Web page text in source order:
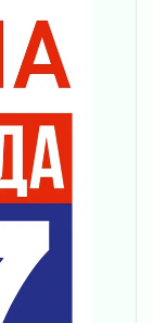
школа
и в
июля